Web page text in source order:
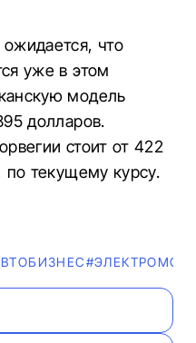
что
уже в этом
модель
долларов.
стоит от 422
текущему курсу.